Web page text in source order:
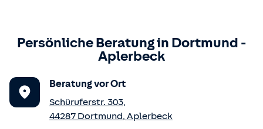
Persönliche Beratung in Dortmund -
Aplerbeck
Beratung vor Ort
Schüruferstr. 303,
44287 Dortmund, Aplerbeck